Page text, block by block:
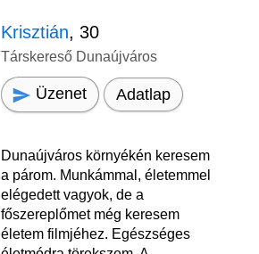
Krisztián, 30
Társkereső Dunaújváros
Üzenet Adatlap
Dunaújváros környékén keresem
a párom. Munkámmal, életemmel
elégedett vagyok, de a
főszereplőmet még keresem
életem filmjéhez. Egészséges